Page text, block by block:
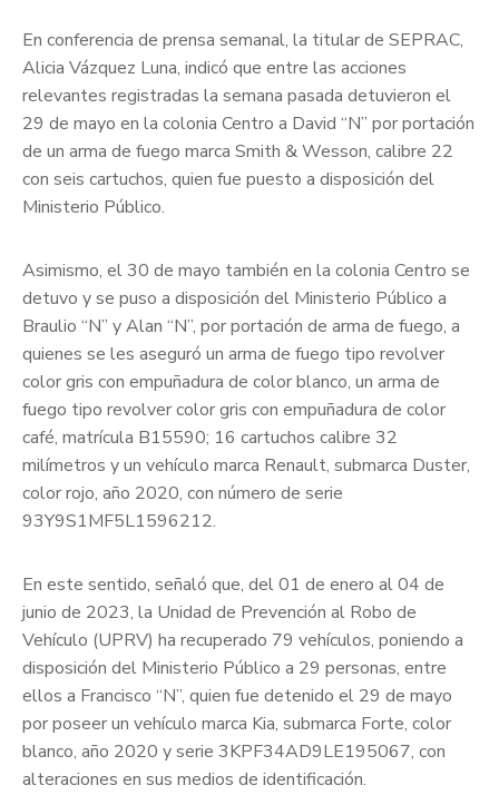
En conferencia de prensa semanal, la titular de SEPRAC,
Alicia Vázquez Luna, indicó que entre las acciones
relevantes registradas la semana pasada detuvieron el
29 de mayo en la colonia Centro a David “N” por portación
de un arma de fuego marca Smith & Wesson, calibre 22
con seis cartuchos, quien fue puesto a disposición del
Ministerio Público.
Asimismo, el 30 de mayo también en la colonia Centro se
detuvo y se puso a disposición del Ministerio Público a
Braulio “N” y Alan “N”, por portación de arma de fuego, a
quienes se les aseguró un arma de fuego tipo revolver
color gris con empuñadura de color blanco, un arma de
fuego tipo revolver color gris con empuñadura de color
café, matrícula B15590; 16 cartuchos calibre 32
milímetros y un vehículo marca Renault, submarca Duster,
color rojo, año 2020, con número de serie
93Y9S1MF5L1596212.
En este sentido, señaló que, del 01 de enero al 04 de
junio de 2023, la Unidad de Prevención al Robo de
Vehículo (UPRV) ha recuperado 79 vehículos, poniendo a
disposición del Ministerio Público a 29 personas, entre
ellos a Francisco “N”, quien fue detenido el 29 de mayo
por poseer un vehículo marca Kia, submarca Forte, color
blanco, año 2020 y serie 3KPF34AD9LE195067, con
alteraciones en sus medios de identificación.